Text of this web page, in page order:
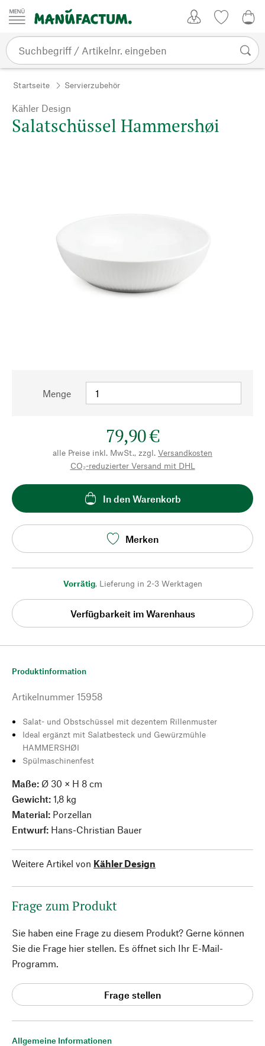
Zum Inhalt springen
Startseite Servierzubehör
Kähler Design
Salatschüssel Hammershøi
Menge
79,90 €
alle Preise inkl. MwSt., zzgl. Versandkosten
CO₂-reduzierter Versand mit DHL
In den Warenkorb
Merken
Vorrätig, Lieferung in 2-3 Werktagen
Verfügbarkeit im Warenhaus
Allgemeine Informationen
Produktinformation
Artikelnummer 15958
Salat- und Obstschüssel mit dezentem Rillenmuster
Ideal ergänzt mit Salatbesteck und Gewürzmühle
HAMMERSHØI
Spülmaschinenfest
Maße: Ø 30 × H 8 cm
Gewicht: 1,8 kg
Material: Porzellan
Entwurf: Hans-Christian Bauer
Weitere Artikel von Kähler Design
Frage zum Produkt
Sie haben eine Frage zu diesem Produkt? Gerne können
Sie die Frage hier stellen. Es öffnet sich Ihr E-Mail-
Programm.
Frage stellen